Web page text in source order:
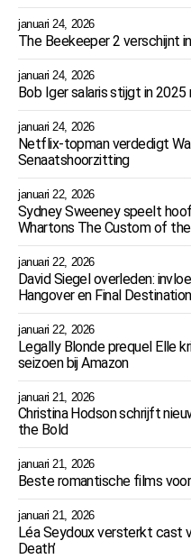
januari 24, 2026
The Beekeeper 2 verschijnt
januari 24, 2026
Bob Iger salaris stijgt in 2025
januari 24, 2026
Netflix-topman verdedigt
Senaatshoorzitting
januari 22, 2026
Sydney Sweeney speelt
Whartons The Custom of
januari 22, 2026
David Siegel overleden:
Hangover en Final
januari 22, 2026
Legally Blonde prequel Elle
seizoen bij Amazon
januari 21, 2026
Christina Hodson schrijft
the Bold
januari 21, 2026
Beste romantische films
januari 21, 2026
Léa Seydoux versterkt cast
Death’